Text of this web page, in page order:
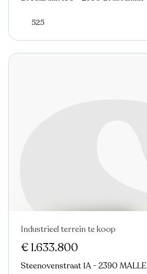
525
Industrieel terrein te koop
€ 1.633.800
Steenovenstraat 1A - 2390 MALLE